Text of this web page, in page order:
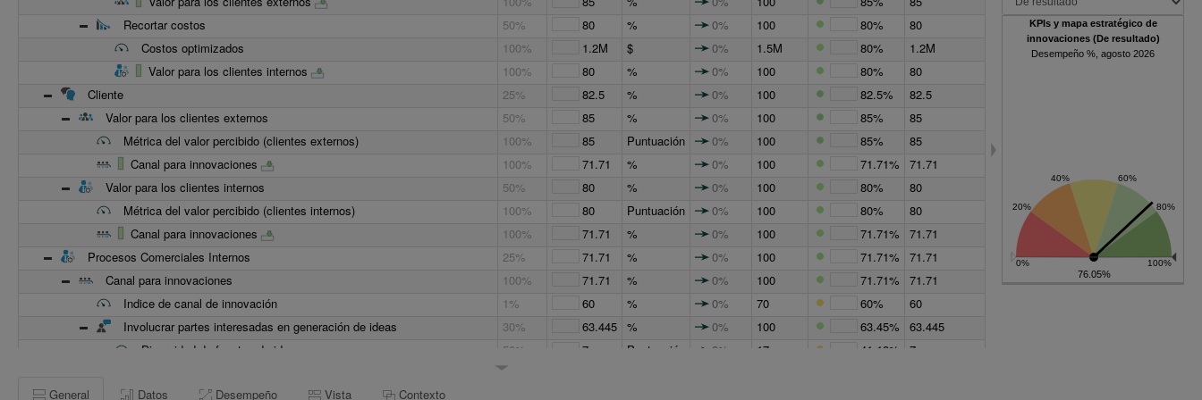
Recortar costos
50% 80 % 0% 100 80%
80
Costos optimizados
100% 1.2M $ 0% 1.5M 80%
1.2M
Valor para los clientes internos
100% 80 % 0% 100 80%
80
Cliente
25% 82.5 % 0% 100 82.5%
82.5
Valor para los clientes externos
50% 85 % 0% 100 85%
85
Métrica del valor percibido (clientes externos)
100% 85 Puntuación 0% 100 85%
85
Canal para innovaciones
100% 71.71 % 0% 100 71.71%
71.71
Valor para los clientes internos
50% 80 % 0% 100 80%
80
Métrica del valor percibido (clientes internos)
100% 80 Puntuación 0% 100 80%
80
Canal para innovaciones
100% 71.71 % 0% 100 71.71%
71.71
Procesos Comerciales Internos
25% 71.71 % 0% 100 71.71%
71.71
Canal para innovaciones
100% 71.71 % 0% 100 71.71%
71.71
Indice de canal de innovación
1% 60 % 0% 70 60%
60
Involucrar partes interesadas en generación de ideas
30% 63.445 % 0% 100 63.45%
63.445
Diversidad de fuentes de ideas
50% 7 Puntuación 0% 17 41.18%
7
50%
Capacidad de empleados a nivel de primera línea
General Datos Desempeño Vista Contexto
KPIs y mapa estratégico de
innovaciones (De resultado)
Desempeño %, agosto 2026
76.05%